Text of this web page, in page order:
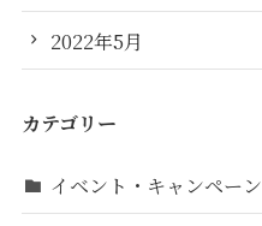
2022年5月
カテゴリー
イベント・キャンペーン